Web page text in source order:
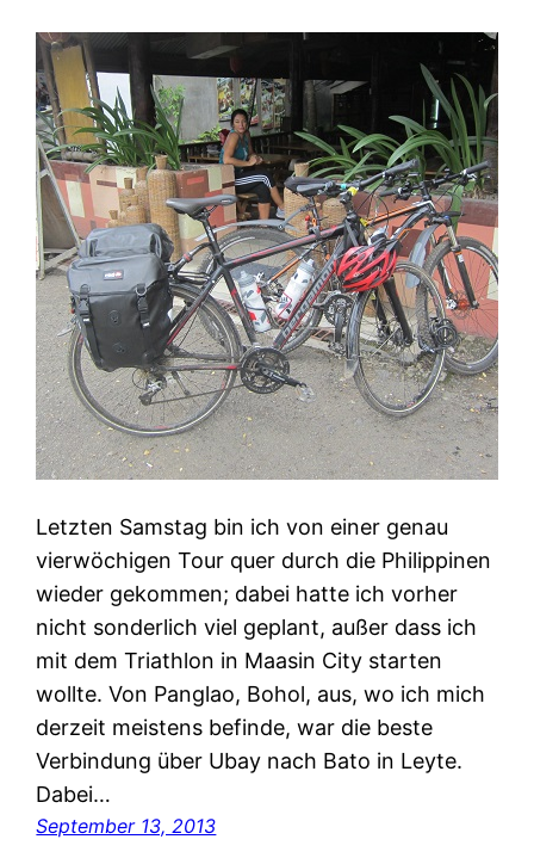
Letzten Samstag bin ich von einer genau
vierwöchigen Tour quer durch die Philippinen
wieder gekommen; dabei hatte ich vorher
nicht sonderlich viel geplant, außer dass ich
mit dem Triathlon in Maasin City starten
wollte. Von Panglao, Bohol, aus, wo ich mich
derzeit meistens befinde, war die beste
Verbindung über Ubay nach Bato in Leyte.
Dabei…
September 13, 2013